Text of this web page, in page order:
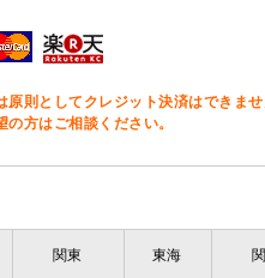
原則としてクレジット決済はできませ
の方はご相談ください。
関東 東海